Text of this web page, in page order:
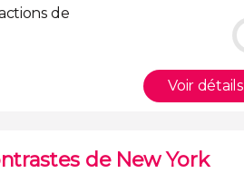
de
Voir détails
de New York